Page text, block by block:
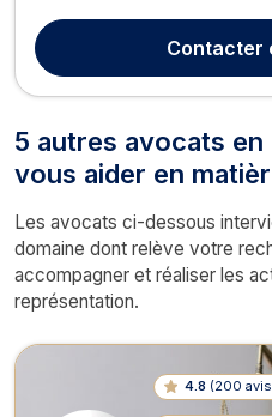
défendre dans les moments
mis en cause ou victime d'une
Contacter
5 autres avocats
vous aider en
Les avocats ci-dessous
domaine dont relève votre
accompagner et réaliser les
représentation.
4.8 (200 avis